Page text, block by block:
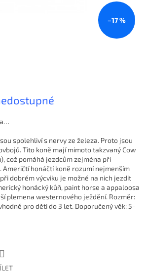
–17 %
spolehliví s nervy ze železa. Proto jsou
Tito koně mají mimoto takzvaný Cow
což pomáhá jezdcům zejména při
Američtí honáčtí koně rozumí nejmenším
dobrém výcviku je možné na nich jezdit
honácký kůň, paint horse a appaloosa
plemena westernového ježdění. Rozměr:
pro děti do 3 let. Doporučený věk: 5-